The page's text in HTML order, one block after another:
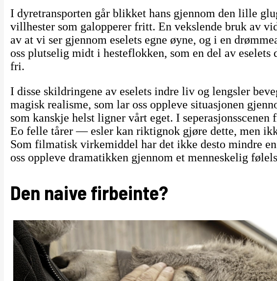
I dyretransporten går blikket hans gjennom den lille
villhester som galopperer fritt. En vekslende bruk av
av at vi ser gjennom eselets egne øyne, og i en
oss plutselig midt i hesteflokken, som en del av eselets
fri.
I disse skildringene av eselets indre liv og lengsler
magisk realisme, som lar oss oppleve situasjonen
som kanskje helst ligner vårt eget. I seperasjonsscenen
Eo felle tårer — esler kan riktignok gjøre dette, men
Som filmatisk virkemiddel har det ikke desto mindre
oss oppleve dramatikken gjennom et menneskelig
Den naive firbeinte?